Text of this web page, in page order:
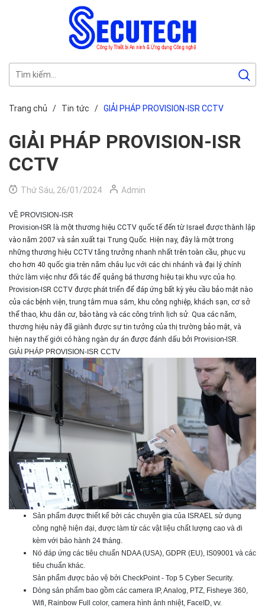
Trang chủ / Tin tức / GIẢI PHÁP PROVISION-ISR CCTV
GIẢI PHÁP PROVISION-ISR
CCTV
Thứ Sáu, 26/01/2024 Admin
VỀ PROVISION-ISR
Provision-ISR là một thương hiệu CCTV quốc tế đến từ Israel được thành lập
vào năm 2007 và sản xuất tại Trung Quốc. Hiện nay, đây là một trong
những thương hiệu CCTV tăng trưởng nhanh nhất trên toàn cầu, phục vụ
cho hơn 40 quốc gia trên năm châu lục với các chi nhánh và đại lý chính
thức làm việc như đối tác để quảng bá thương hiệu tại khu vực của họ.
Provision-ISR CCTV được phát triển để đáp ứng bất kỳ yêu cầu bảo mật nào
của các bệnh viện, trung tâm mua sắm, khu công nghiệp, khách sạn, cơ sở
thể thao, khu dân cư, bảo tàng và các công trình lịch sử. Qua các năm,
thương hiệu này đã giành được sự tin tưởng của thị trường bảo mật, và
hiện nay thế giới có hàng ngàn dự án được đánh dấu bởi Provision-ISR.
GIẢI PHÁP PROVISION-ISR CCTV
Sản phẩm được thiết kế bởi các chuyên gia của ISRAEL sử dụng
công nghệ hiện đại, được làm từ các vật liệu chất lượng cao và đi
kèm với bảo hành 24 tháng.
Nó đáp ứng các tiêu chuẩn NDAA (USA), GDPR (EU), IS09001 và các
tiêu chuẩn khác.
Sản phẩm được bảo vệ bởi CheckPoint - Top 5 Cyber Security.
Dòng sản phẩm bao gồm các camera IP, Analog, PTZ, Fisheye 360,
Wifi, Rainbow Full color, camera hình ảnh nhiệt, FaceID, vv.